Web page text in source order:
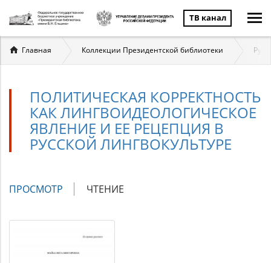
ТВ канал
Вы
здесь
Главная Коллекции Президентской библиотеки
ПОЛИТИЧЕСКАЯ КОРРЕКТНОСТЬ
КАК ЛИНГВОИДЕОЛОГИЧЕСКОЕ
ЯВЛЕНИЕ И ЕЕ РЕЦЕПЦИЯ В
РУССКОЙ ЛИНГВОКУЛЬТУРЕ
Главные
ПРОСМОТР (АКТИВНАЯ
ЧТЕНИЕ